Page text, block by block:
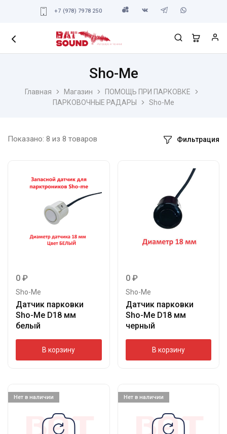
+7 (978) 7978 250
Главная Магазин
ПОМОЩЬ ПРИ ПАРКОВКЕ
ПАРКОВОЧНЫЕ РАДАРЫ
Sho-Me
Sho-Me
Показано: 8 из 8 товаров Фильтрация
0 ₽
Sho-Me
Датчик парковки
Sho-Me D18 мм
белый
В корзину
0 ₽
Sho-Me
Датчик парковки
Sho-Me D18 мм
черный
В корзину
Нет в наличии Нет в наличии